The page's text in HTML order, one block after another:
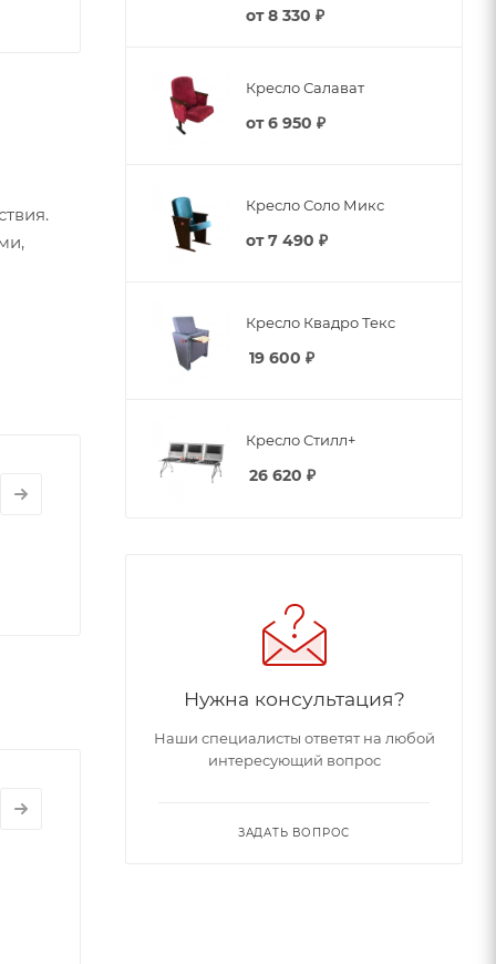
от8 330 ₽
Кресло Салават
от6 950 ₽
Кресло Соло Микс
от7 490 ₽
Кресло Квадро Текс
19 600 ₽
Кресло Стилл+
26 620 ₽
Нужна консультация?
Наши специалисты ответят на любой
интересующий вопрос
ЗАДАТЬ ВОПРОС